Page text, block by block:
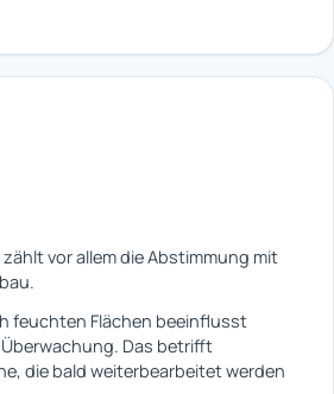
vor allem die Abstimmung mit
feuchten Flächen beeinflusst
Das betrifft
die bald weiterbearbeitet werden